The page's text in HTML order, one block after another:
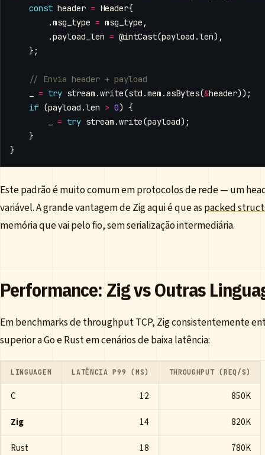
const header = Header{
.msg_type = msg_type ,
.payload_len = @intCast(payload .len),
};
= try stream .write(std .mem .asBytes(&header));
if (payload .len > 0) {
= try stream .write(payload);
}
}
Este padrão é muito comum em protocolos de rede — um
variável. A grande vantagem de Zig aqui é que aspacked
memória que vai pelo fio, sem serialização intermediária.
Performance: Zig vs Outras
Em benchmarks de throughput TCP, Zig consistentemente
superior a Go e Rust em cenários de baixa latência:
LINGUAGEM LATÊNCIA P99 (ΜS) THROUGHPUT (REQ/S)
C 12
850K
Zig
14
820K
Rust
18
780K